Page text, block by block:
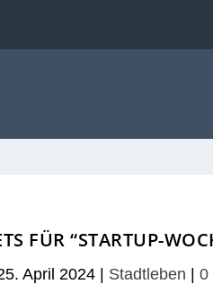
FÜR “STARTUP-
April 2024| Stadtleben 0